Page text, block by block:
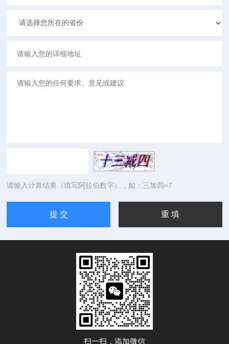
请输入计算结果（填写阿拉伯数字），如：三加四=7
扫一扫，添加微信